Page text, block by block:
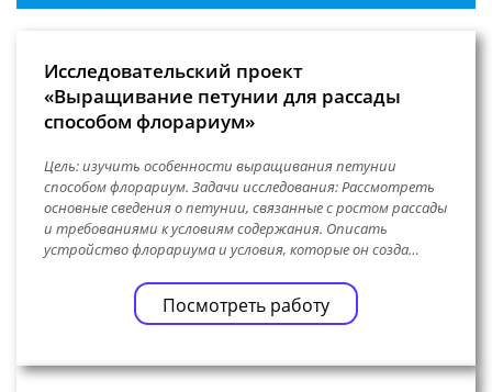
Исследовательский проект
«Выращивание петунии для рассады
способом флорариум»
Цель: изучить особенности выращивания петунии
способом флорариум. Задачи исследования: Рассмотреть
основные сведения о петунии, связанные с ростом рассады
и требованиями к условиям содержания. Описать
устройство флорариума и условия, которые он созда…
Посмотреть работу